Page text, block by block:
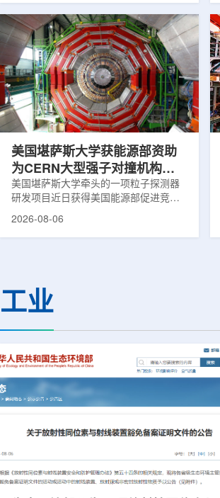
于《自然通讯》。随着计算机芯片尺寸
不断缩小、功率密度持续提高，器件过
热正成为限制性能提升的重要因素。传
统热流测量方法在面对真实电子器件的
多层结构时存在局限，例如常用的时域
热反射法难以区分不同材料层中的热传
输情况，红外成像等方法也难以在微小
尺度上捕捉快速变化。为解决这一问
题...
美国堪萨斯大学获能源部资助
为CERN大型强子对撞机构建
新一代探测器
美国堪萨斯大学牵头的一项粒子探测器
研发项目近日获得美国能源部促进竞争
性研究的既定计划(DOE EPSCoR)资
萨斯大学物理与天文系教授迈克尔·默里
和堪萨斯大学杰出教授克里斯托夫·罗永
2026-08-06
工业